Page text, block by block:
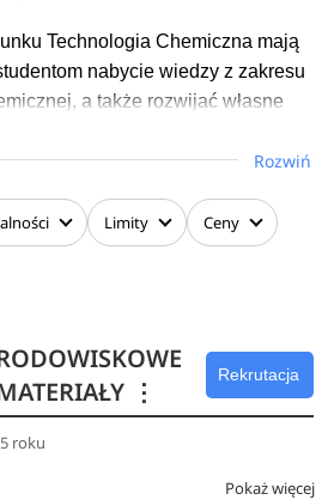
Technologia Chemiczna mają
nabycie wiedzy z zakresu
a także rozwijać własne
i zapotrzebowanie rynku pracy, w
praktycznych umiejętności (w
pozwalających na
chemiczna w głównej
modelu kształcenia,
dużą elastycznością i
modelu kształcenia
przygotowaniu do świadomego
Rozwiń
Limity Ceny
⋮
Rekrutacja
roku
Pokaż więcej